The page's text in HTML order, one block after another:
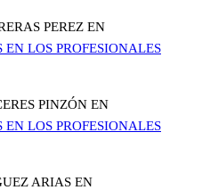
PEREZ EN
LOS PROFESIONALES
PINZÓN EN
LOS PROFESIONALES
ARIAS EN